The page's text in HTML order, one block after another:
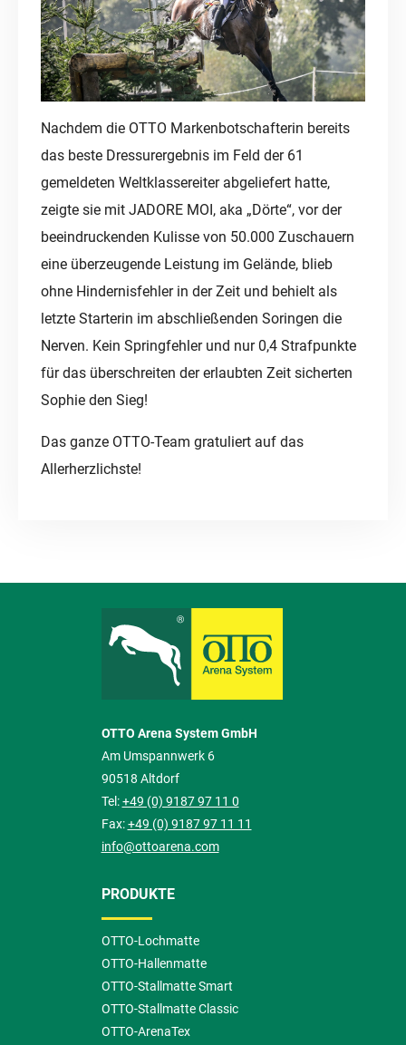
Nachdem die OTTO Markenbotschafterin bereits
das beste Dressurergebnis im Feld der 61
gemeldeten Weltklassereiter abgeliefert hatte,
zeigte sie mit JADORE MOI, aka „Dörte“, vor der
beeindruckenden Kulisse von 50.000 Zuschauern
eine überzeugende Leistung im Gelände, blieb
ohne Hindernisfehler in der Zeit und behielt als
letzte Starterin im abschließenden Soringen die
Nerven. Kein Springfehler und nur 0,4 Strafpunkte
für das überschreiten der erlaubten Zeit sicherten
Sophie den Sieg!
Das ganze OTTO-Team gratuliert auf das
Allerherzlichste!
OTTO Arena System GmbH
Am Umspannwerk 6
90518 Altdorf
Tel:+49 (0) 9187 97 11 0
Fax:+49 (0) 9187 97 11 11
info@ottoarena.com
PRODUKTE
OTTO-Lochmatte
OTTO-Hallenmatte
OTTO-Stallmatte Smart
OTTO-Stallmatte Classic
OTTO-ArenaTex